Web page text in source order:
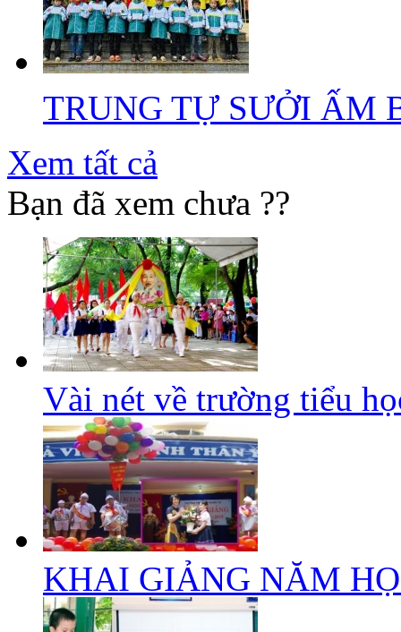
TRUNG TỰ SƯỞI ẤM
Xem tất cả
Bạn đã xem chưa ??
Vài nét về trường tiểu
KHAI GIẢNG NĂM